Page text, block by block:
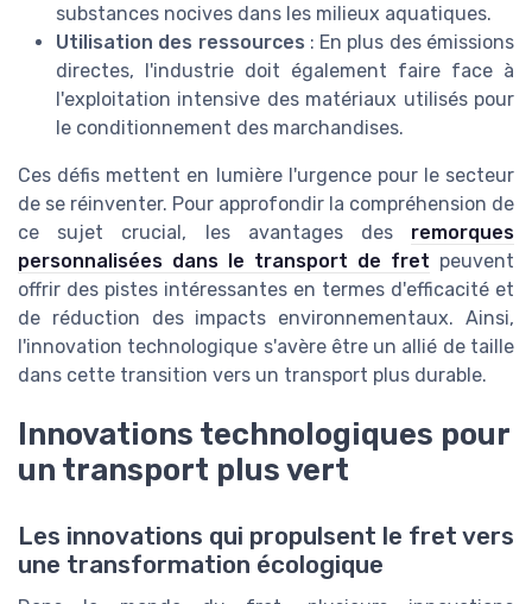
substances nocives dans les milieux aquatiques.
Utilisation des ressources : En plus des émissions
directes, l'industrie doit également faire face à
l'exploitation intensive des matériaux utilisés pour
le conditionnement des marchandises.
Ces défis mettent en lumière l'urgence pour le secteur
de se réinventer. Pour approfondir la compréhension de
ce sujet crucial, les avantages des remorques
personnalisées dans le transport de fret peuvent
offrir des pistes intéressantes en termes d'efficacité et
de réduction des impacts environnementaux. Ainsi,
l'innovation technologique s'avère être un allié de taille
dans cette transition vers un transport plus durable.
Innovations technologiques pour
un transport plus vert
Les innovations qui propulsent le fret vers
une transformation écologique